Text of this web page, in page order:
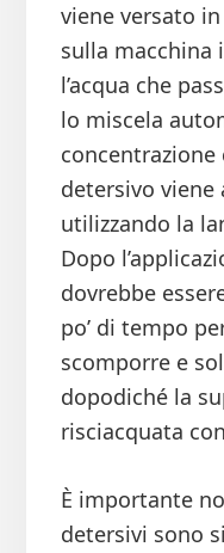
viene versato
sulla macchina
l’acqua che
lo miscela
detersivo
utilizzando la
Dopo
dovrebbe
po’ di tempo
scomporre e
dopodiché la
risciacquata
È importante
detersivi sono